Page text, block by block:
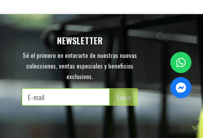
NEWSLETTER
Sé el primero en enterarte de nuestras nuevas
colecciones, ventas especiales y beneficios
exclusivos.
Enviar